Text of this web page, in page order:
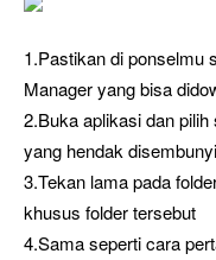
1.Pastikan di ponselmu
Manager yang bisa
2.Buka aplikasi dan
yang hendak
3.Tekan lama pada
khusus folder tersebut
4.Sama seperti cara